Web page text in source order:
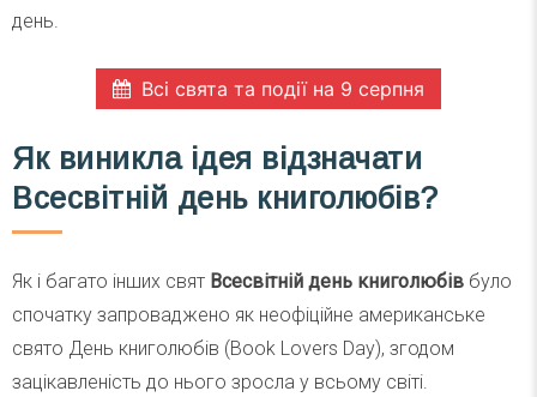
день.
Всі свята та події на 9 серпня
Як виникла ідея відзначати
Всесвітній день книголюбів?
Як і багато інших свят Всесвітній день книголюбів було
спочатку запроваджено як неофіційне американське
свято День книголюбів (Book Lovers Day), згодом
зацікавленість до нього зросла у всьому світі.